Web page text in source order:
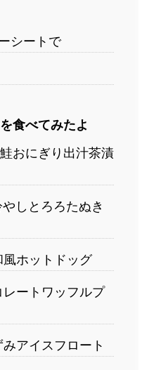
シートで
食べてみたよ
おにぎり出汁茶漬
しとろろたぬき
ホットドッグ
ートワッフルプ
アイスフロート